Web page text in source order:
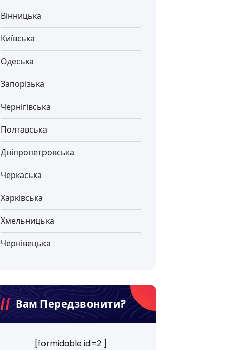
Вінницька
Київська
Одеська
Запорізька
Чернігівська
Полтавська
Дніпропетровська
Черкаська
Харківська
Хмельницька
Чернівецька
Вам Передзвонити?
[formidable id=2 ]